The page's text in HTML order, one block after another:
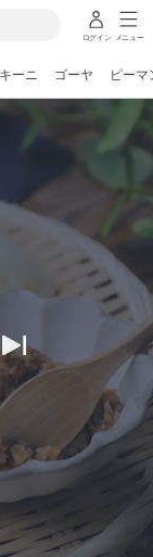
ログイン メニュー
ーニ ゴーヤ ピーマ